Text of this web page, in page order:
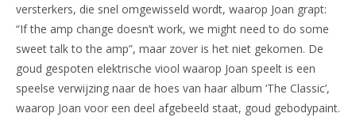
versterkers, die snel omgewisseld wordt, waarop Joan grapt:
“If the amp change doesn’t work, we might need to do some
sweet talk to the amp”, maar zover is het niet gekomen. De
goud gespoten elektrische viool waarop Joan speelt is een
speelse verwijzing naar de hoes van haar album ‘The Classic’,
waarop Joan voor een deel afgebeeld staat, goud gebodypaint.